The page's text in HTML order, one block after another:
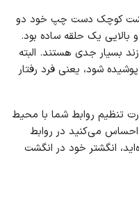
کوچک دست چپ خود دو
بالایی یک حلقه ساده بود.
بسیار جدی هستند. البته
شود، یعنی فرد رفتار
تنظیم روابط شما با محیط
احساس می‌کنید در روابط
انگشتر خود در انگشت